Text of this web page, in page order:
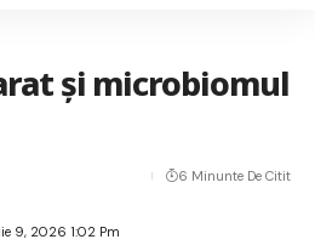
și microbiomul
9, 2026 1:02 Pm
6 Minunte De Citit